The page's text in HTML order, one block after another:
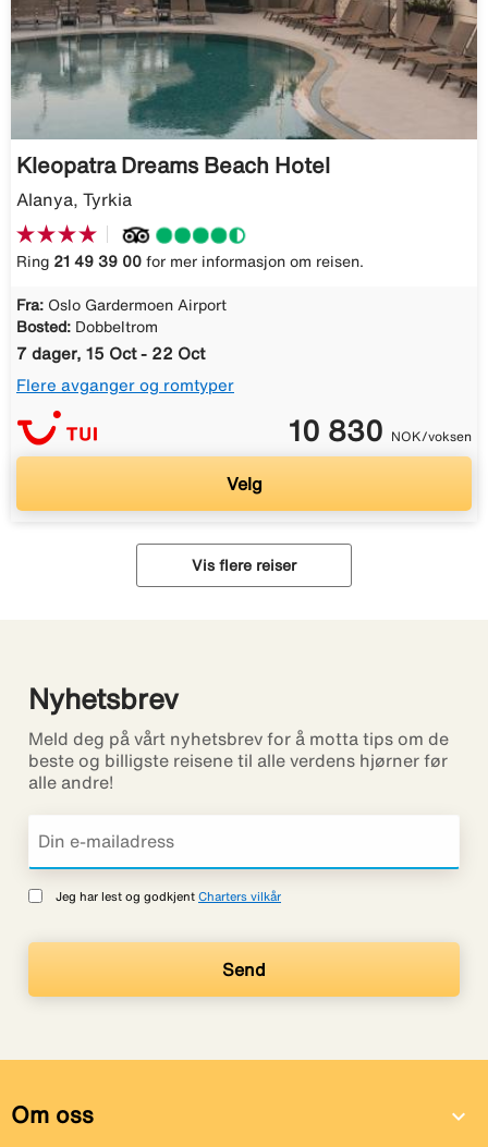
Kleopatra Dreams Beach Hotel
Alanya, Tyrkia
Ring 21 49 39 00 for mer informasjon om reisen.
Fra: Oslo Gardermoen Airport
Bosted: Dobbeltrom
7 dager, 15 Oct - 22 Oct
Flere avganger og romtyper
10 830 NOK/voksen
Velg
Vis flere reiser
Nyhetsbrev
Meld deg på vårt nyhetsbrev for å motta tips om de
beste og billigste reisene til alle verdens hjørner før
alle andre!
Jeg har lest og godkjent Charters vilkår
Om oss expand_more